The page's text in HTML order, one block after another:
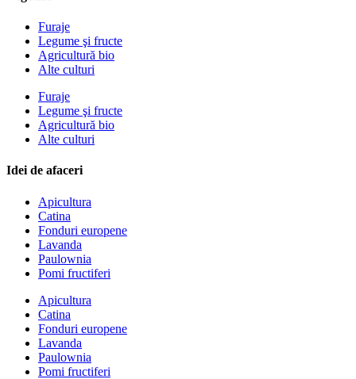
Furaje
Legume şi fructe
Agricultură bio
Alte culturi
Furaje
Legume şi fructe
Agricultură bio
Alte culturi
Idei de afaceri
Apicultura
Catina
Fonduri europene
Lavanda
Paulownia
Pomi fructiferi
Apicultura
Catina
Fonduri europene
Lavanda
Paulownia
Pomi fructiferi